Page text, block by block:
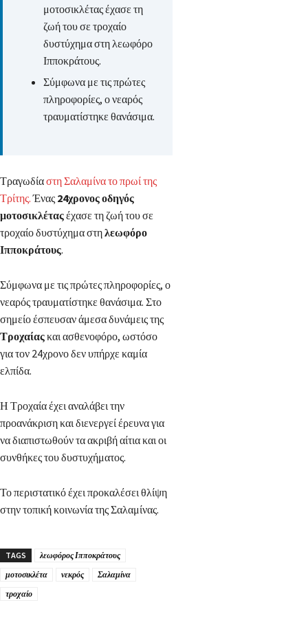
μοτοσικλέτας έχασε τη
ζωή του σε τροχαίο
δυστύχημα στη λεωφόρο
Ιπποκράτους.
Σύμφωνα με τις πρώτες
πληροφορίες, ο νεαρός
τραυματίστηκε θανάσιμα.
Τραγωδίαστη Σαλαμίνα το πρωί της
Τρίτης.Ένας 24χρονος οδηγός
μοτοσικλέταςέχασε τη ζωή του σε
τροχαίο δυστύχημα στηλεωφόρο
Ιπποκράτους.
Σύμφωνα με τις πρώτες πληροφορίες, ο
νεαρός τραυματίστηκε θανάσιμα. Στο
σημείο έσπευσαν άμεσα δυνάμεις της
Τροχαίαςκαι ασθενοφόρο, ωστόσο
για τον 24χρονο δεν υπήρχε καμία
ελπίδα.
Η Τροχαία έχει αναλάβει την
προανάκριση και διενεργεί έρευνα για
να διαπιστωθούν τα ακριβή αίτια και οι
συνθήκες του δυστυχήματος.
Το περιστατικό έχει προκαλέσει θλίψη
στην τοπική κοινωνία της Σαλαμίνας.
TAGS
λεωφόρος Ιπποκράτους
μοτοσικλέτα
νεκρός
Σαλαμίνα
τροχαίο